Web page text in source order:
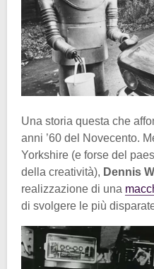
Una storia questa che
anni ’60 del Novecento.
Yorkshire (e forse del
della creatività), Dennis
realizzazione di una
di svolgere le più